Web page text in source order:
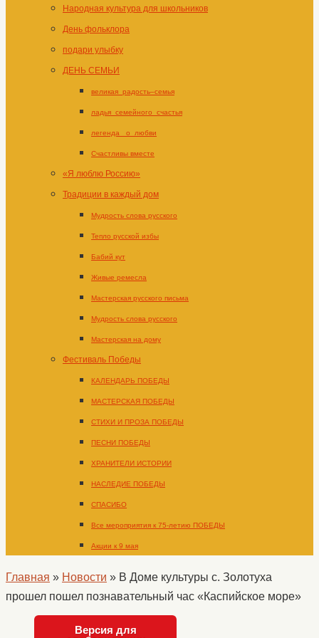
Народная культура для школьников
День фольклора
подари улыбку
ДЕНЬ СЕМЬИ
великая_радость–семья
ладья_семейного_счастья
легенда _о_любви
Счастливы вместе
«Я люблю Россию»
Традиции в каждый дом
Мудрость слова русского
Тепло русской избы
Бабий кут
Живые ремесла
Мастерская русского письма
Мудрость слова русского
Мастерская на дому
Фестиваль Победы
КАЛЕНДАРЬ ПОБЕДЫ
МАСТЕРСКАЯ ПОБЕДЫ
СТИХИ И ПРОЗА ПОБЕДЫ
ПЕСНИ ПОБЕДЫ
ХРАНИТЕЛИ ИСТОРИИ
НАСЛЕДИЕ ПОБЕДЫ
СПАСИБО
Все мероприятия к 75-летию ПОБЕДЫ
Акции к 9 мая
Главная » Новости » В Доме культуры с. Золотуха
прошел пошел познавательный час «Каспийское море»
Версия для